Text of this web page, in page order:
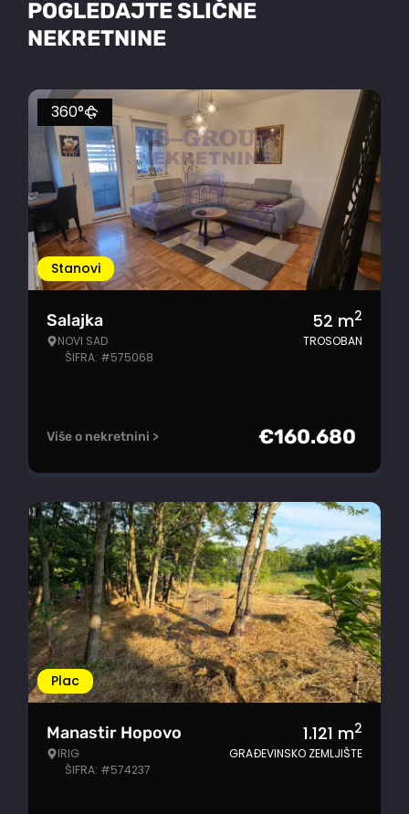
POGLEDAJTE SLIČNE
NEKRETNINE
Stanovi
360°
Salajka
NOVI SAD
ŠIFRA: #575068
52 m2
TROSOBAN
Više o nekretnini > €160.680
Plac
Manastir Hopovo
IRIG
ŠIFRA: #574237
1.121 m2
GRAĐEVINSKO ZEMLJIŠTE